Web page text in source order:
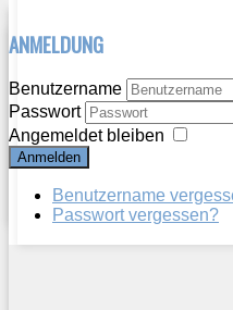
ANMELDUNG
Benutzername
Passwort
Angemeldet bleiben
Anmelden
Benutzername
Passwort vergessen?
HERZLICH
VEREINSGESCHICHTE
VEREIN HEUTE